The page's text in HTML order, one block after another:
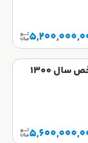
دانگ فنگ مدل نامشخص سال 1300